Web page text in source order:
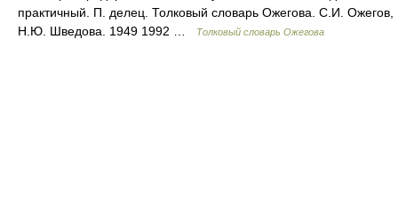
практичный. П. делец. Толковый словарь Ожегова. С.И. Ожегов,
Н.Ю. Шведова. 1949 1992 …
Толковый словарь Ожегова